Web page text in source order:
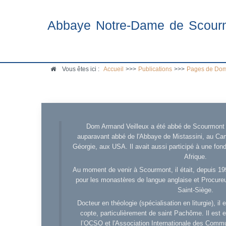
Abbaye Notre-Dame de
Vous êtes ici : Accueil >>> Publications >>> Pages de
Dom Armand Veilleux a été abbé de
auparavant abbé de l'Abbaye de Mistassini, au
Géorgie, aux USA. Il avait aussi participé à une
Afrique.
Au moment de venir à Scourmont, il était, depuis
pour les monastères de langue anglaise et
Saint-Siège.
Docteur en théologie (spécialisation en liturgie), il
copte, particulièrement de saint Pachôme. Il est
l’OCSO et l'Association Internationale des